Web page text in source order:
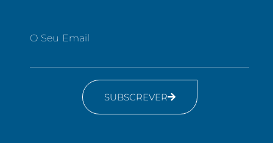
O Seu Email
SUBSCREVER